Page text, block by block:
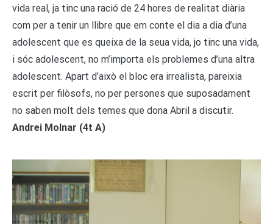
vida real, ja tinc una ració de 24 hores de realitat diària
com per a tenir un llibre que em conte el dia a dia d’una
adolescent que es queixa de la seua vida, jo tinc una vida,
i sóc adolescent, no m’importa els problemes d’una altra
adolescent. Apart d’això el bloc era irrealista, pareixia
escrit per filòsofs, no per persones que suposadament
no saben molt dels temes que dona Abril a discutir.
Andrei Molnar (4t A)